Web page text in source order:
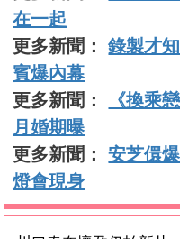
在一起
更多新聞：錄製才
賓爆內幕
更多新聞：
《換乘
月婚期曝
更多新聞：安芝儇
燈會現身